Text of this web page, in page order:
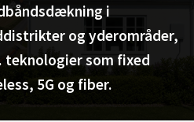
i
og yderområder,
teknologier som fixed
5G og fiber.